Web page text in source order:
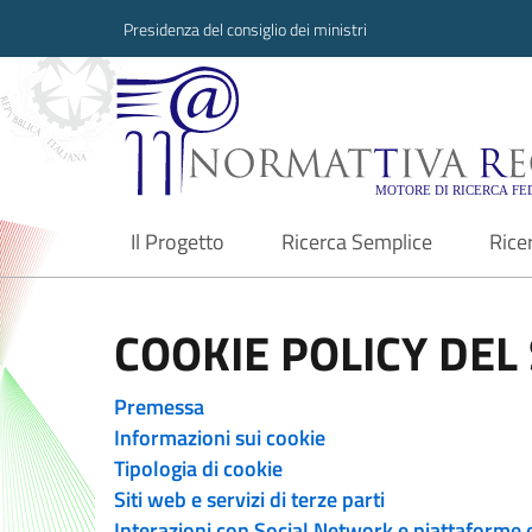
Presidenza del consiglio dei ministri
Normattiva
Il Progetto
current Ricerca Semplice
COOKIE POLICY
Premessa
Informazioni sui cookie
Tipologia di cookie
Siti web e servizi di terze parti